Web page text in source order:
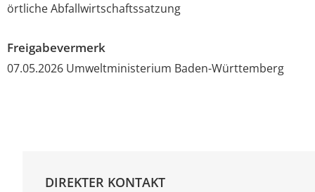
örtliche Abfallwirtschaftssatzung
Freigabevermerk
07.05.2026 Umweltministerium Baden-Württemberg
DIREKTER KONTAKT